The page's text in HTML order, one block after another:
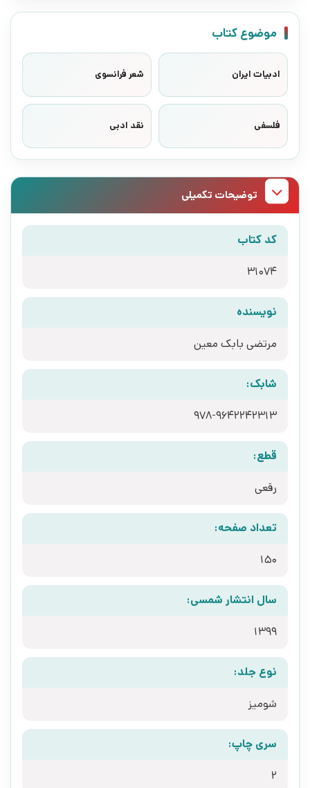
موضوع کتاب
ادبیات ایران شعر فرانسوی
فلسفی نقد ادبی
توضیحات تکمیلی
کد کتاب
31074
نویسنده
مرتضی بابک معین
شابک:
978-9642242313
قطع:
رقعی
تعداد صفحه:
150
سال انتشار شمسی:
1399
نوع جلد:
شومیز
سری چاپ:
2